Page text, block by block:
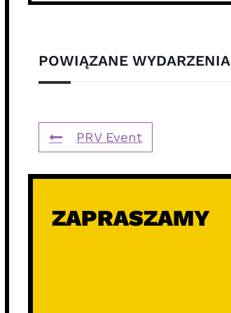
POWIĄZANE WYDARZENIA
PRV Event
ZAPRASZAMY